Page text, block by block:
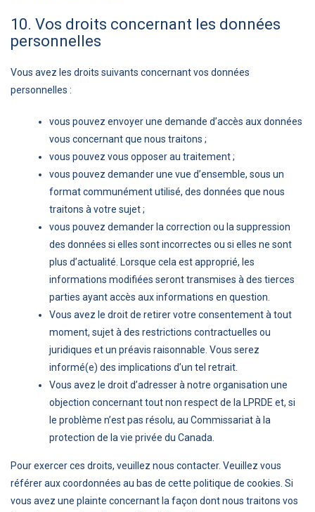
10. Vos droits concernant les données
personnelles
Vous avez les droits suivants concernant vos données
personnelles :
vous pouvez envoyer une demande d’accès aux données
vous concernant que nous traitons ;
vous pouvez vous opposer au traitement ;
vous pouvez demander une vue d’ensemble, sous un
format communément utilisé, des données que nous
traitons à votre sujet ;
vous pouvez demander la correction ou la suppression
des données si elles sont incorrectes ou si elles ne sont
plus d’actualité. Lorsque cela est approprié, les
informations modifiées seront transmises à des tierces
parties ayant accès aux informations en question.
Vous avez le droit de retirer votre consentement à tout
moment, sujet à des restrictions contractuelles ou
juridiques et un préavis raisonnable. Vous serez
informé(e) des implications d’un tel retrait.
Vous avez le droit d’adresser à notre organisation une
objection concernant tout non respect de la LPRDE et, si
le problème n’est pas résolu, au Commissariat à la
protection de la vie privée du Canada.
Pour exercer ces droits, veuillez nous contacter. Veuillez vous
référer aux coordonnées au bas de cette politique de cookies. Si
vous avez une plainte concernant la façon dont nous traitons vos